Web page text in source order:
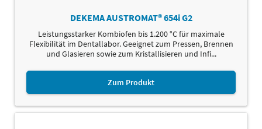
DEKEMA AUSTROMAT® 654i G2
Leistungsstarker Kombiofen bis 1.200 °C für maximale
Flexibilität im Dentallabor. Geeignet zum Pressen, Brennen
und Glasieren sowie zum Kristallisieren und Infi...
Zum Produkt